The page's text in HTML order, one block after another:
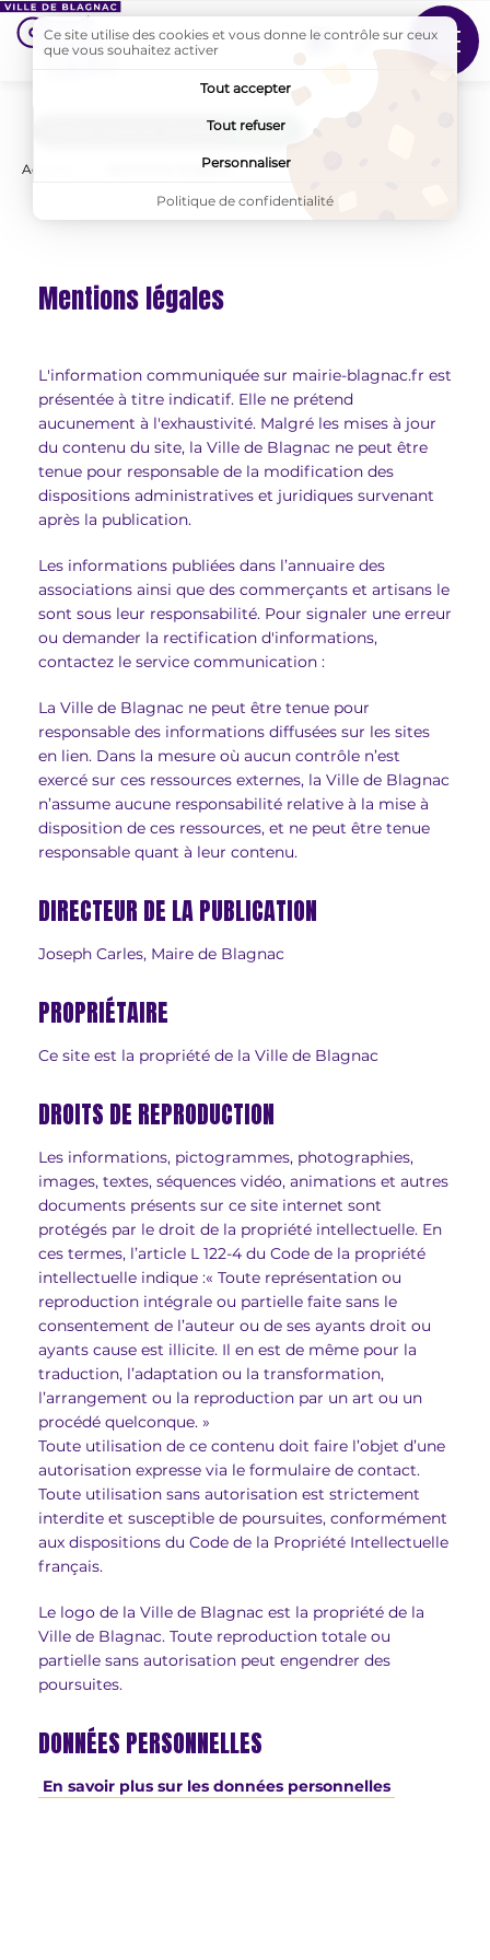
Suivez-nous sur
Accueil Mentions légales
AddToAny (share) est désactivé. Autoriser
Mentions légales
L'information communiquée sur mairie-blagnac.fr est
présentée à titre indicatif. Elle ne prétend
aucunement à l'exhaustivité. Malgré les mises à jour
du contenu du site, la Ville de Blagnac ne peut être
tenue pour responsable de la modification des
dispositions administratives et juridiques survenant
après la publication.
Les informations publiées dans l’annuaire des
associations ainsi que des commerçants et artisans le
sont sous leur responsabilité. Pour signaler une erreur
ou demander la rectification d'informations,
contactez le service communication :
La Ville de Blagnac ne peut être tenue pour
responsable des informations diffusées sur les sites
en lien. Dans la mesure où aucun contrôle n’est
exercé sur ces ressources externes, la Ville de Blagnac
n’assume aucune responsabilité relative à la mise à
disposition de ces ressources, et ne peut être tenue
responsable quant à leur contenu.
DIRECTEUR DE LA PUBLICATION
Joseph Carles, Maire de Blagnac
PROPRIÉTAIRE
Ce site est la propriété de la Ville de Blagnac
DROITS DE REPRODUCTION
Les informations, pictogrammes, photographies,
images, textes, séquences vidéo, animations et autres
documents présents sur ce site internet sont
protégés par le droit de la propriété intellectuelle. En
ces termes, l’article L 122-4 du Code de la propriété
intellectuelle indique :« Toute représentation ou
reproduction intégrale ou partielle faite sans le
consentement de l’auteur ou de ses ayants droit ou
ayants cause est illicite. Il en est de même pour la
traduction, l’adaptation ou la transformation,
l’arrangement ou la reproduction par un art ou un
procédé quelconque. »
Toute utilisation de ce contenu doit faire l’objet d’une
autorisation expresse via le formulaire de contact.
Toute utilisation sans autorisation est strictement
interdite et susceptible de poursuites, conformément
aux dispositions du Code de la Propriété Intellectuelle
français.
Le logo de la Ville de Blagnac est la propriété de la
Ville de Blagnac. Toute reproduction totale ou
partielle sans autorisation peut engendrer des
poursuites.
DONNÉES PERSONNELLES
En savoir plus sur les données personnelles
Ce site utilise des cookies et vous donne le contrôle sur ceux
que vous souhaitez activer
Tout accepter
Tout refuser
Personnaliser
Politique de confidentialité